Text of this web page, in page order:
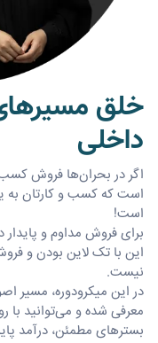
خلق
داخلی
اگر در بحران‌ها فروش
است که کسب و کارتان
است!
برای فروش مداوم و
این با تک لاین بودن و
نیست.
در این میکرو‌دوره، مسیر
معرفی شده و می‌توانید
بسترهای مطمئن، درآمد